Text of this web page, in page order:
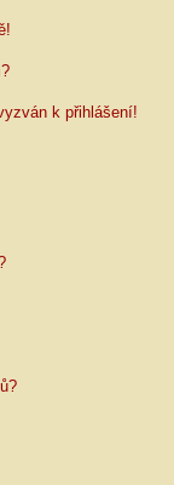
k přihlášení!